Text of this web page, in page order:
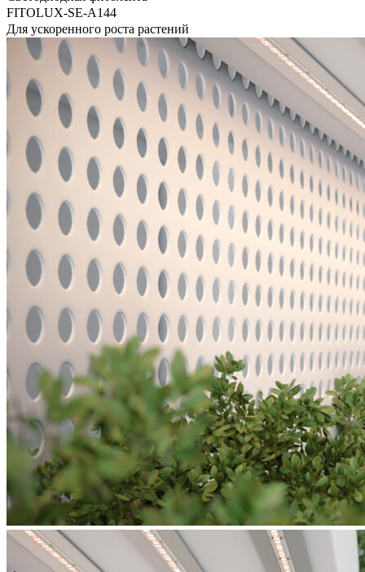
FITOLUX-SE-A144
Для ускоренного роста растений